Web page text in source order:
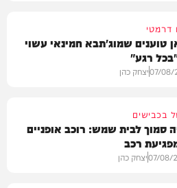
דרמטי
טוענים שמוג'תבא חמינאי עשוי
רגע"
07/08/יצחק כהן
בכבישים
סמוך לבית שמש: רוכב אופניים
רכב
07/08/יצחק כהן